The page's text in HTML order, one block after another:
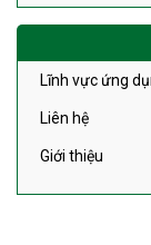
Lĩnh vực ứng
Liên hệ
Giới thiệu